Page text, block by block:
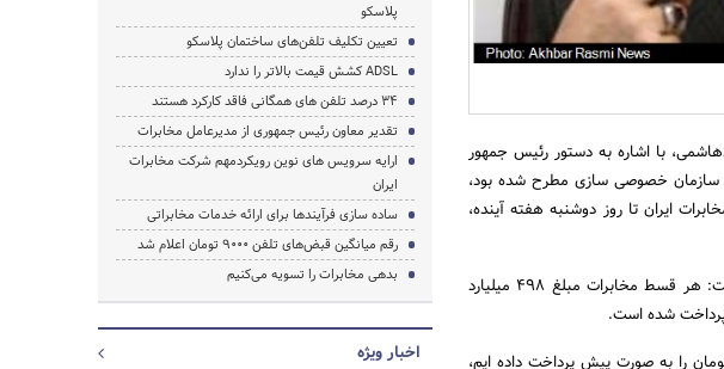
با اشاره به دستور رئیس جمهور
سازمان خصوصی سازی مطرح شده بود،
ایران تا روز دوشنبه هفته آینده،
وی با بیان اینکه تاکنون موفق به پرداخت ۱۳ قسط خرید مخابرات شده ایم، گفت: هر قسط مخابرات مبلغ ۴۹۸ میلیارد
اینکه در زمان خرید مخابرات مبلغ یکهزار و ۵۶۰ میلیارد تومان را به صورت پیش پرداخت داده ایم،
پلاسکو
تعیین تکلیف تلفن‌های ساختمان پلاسکو
ADSL کشش قیمت بالاتر را ندارد
۳۴ درصد تلفن های همگانی فاقد کارکرد هستند
تقدیر معاون رئیس جمهوری از مدیرعامل مخابرات
ارایه سرویس های نوین رویکردمهم شرکت مخابرات
ایران
ساده سازی فرآیندها برای ارائه خدمات مخابراتی
رقم میانگین قبض‌های تلفن ۹۰۰۰ تومان اعلام شد
بدهی مخابرات را تسویه می‌کنیم
اخبار ویژه